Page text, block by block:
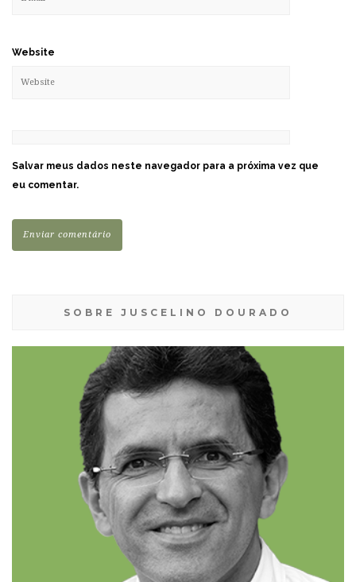
Website
Salvar meus dados neste navegador para a próxima vez que
eu comentar.
SOBRE JUSCELINO DOURADO